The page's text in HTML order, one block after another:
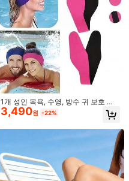
1쌍 단면 자착식 재사용 가능 투명 두
꺼운 가슴 패드, 비키니에 적합
재고 10개 남음
1개 성인 목욕, 수영, 방수 귀 보호 헤
드밴드, 해변 필수품, 수영장 플로트를
위한 조절 가능한 귀마개가 있는 다이
3,490원 -22%